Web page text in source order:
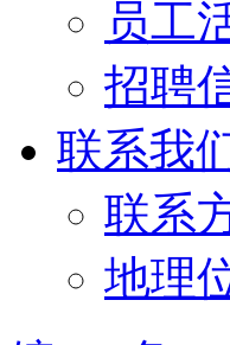
员工
招聘
联系我
联系
地理